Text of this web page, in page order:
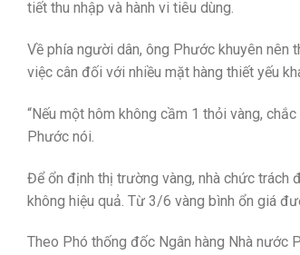
tiết thu nhập và hành vi tiêu dùng.
Về phía người dân, ông Phước khuyên nên
việc cân đối với nhiều mặt hàng thiết yếu
“Nếu một hôm không cầm 1 thỏi vàng,
Phước nói.
Để ổn định thị trường vàng, nhà chức trách
không hiệu quả. Từ 3/6 vàng bình ổn giá
Theo Phó thống đốc Ngân hàng Nhà nước